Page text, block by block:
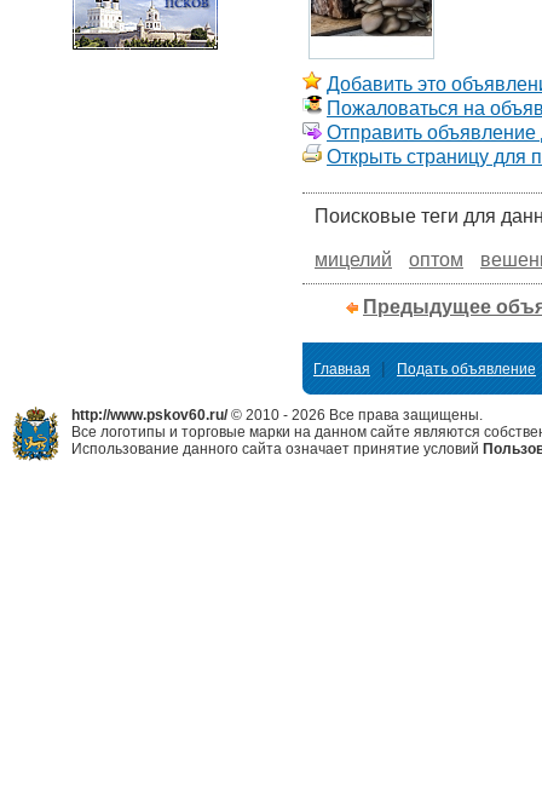
Добавить это
Пожаловаться на
Отправить объявление
Открыть страницу для
Поисковые теги для
мицелий оптом
Предыдущее
Главная | Подать объявление
http://www.pskov60.ru/© 2010 - 2026 Все права защищены.
Все логотипы и торговые марки на данном сайте являются
Использование данного сайта означает принятие условий